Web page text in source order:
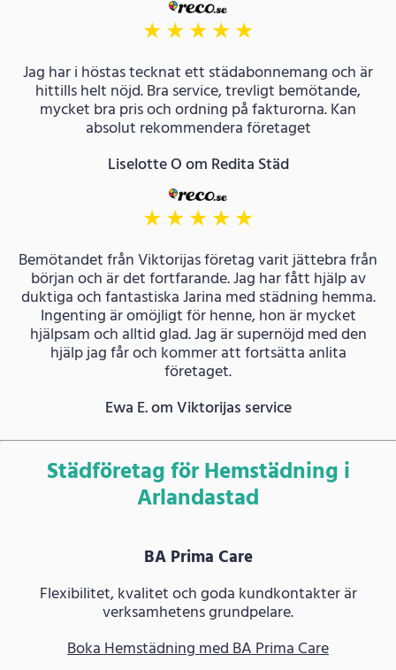
★★★★★
Jag har i höstas tecknat ett städabonnemang och är
hittills helt nöjd. Bra service, trevligt bemötande,
mycket bra pris och ordning på fakturorna. Kan
absolut rekommendera företaget
Liselotte O om Redita Städ
★★★★★
Bemötandet från Viktorijas företag varit jättebra från
början och är det fortfarande. Jag har fått hjälp av
duktiga och fantastiska Jarina med städning hemma.
Ingenting är omöjligt för henne, hon är mycket
hjälpsam och alltid glad. Jag är supernöjd med den
hjälp jag får och kommer att fortsätta anlita
företaget.
Ewa E. om Viktorijas service
Städföretag för Hemstädning i
Arlandastad
BA Prima Care
Flexibilitet, kvalitet och goda kundkontakter är
verksamhetens grundpelare.
Boka Hemstädning med BA Prima Care